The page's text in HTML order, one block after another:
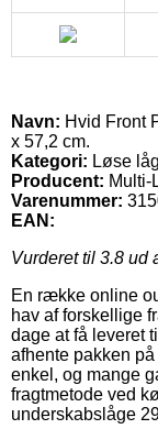
Navn: Hvid Front
x 57,2 cm.
Kategori: Løse
Producent: Multi-
Varenummer:
EAN:
Vurderet til 3.8 ud
En række online
hav af forskellige
dage at få leveret
afhente pakken
enkel, og mange
fragtmetode ved
underskabslåge